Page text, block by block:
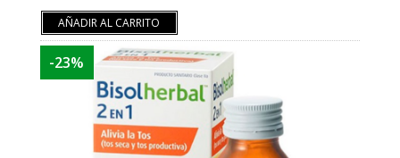
AÑADIR AL CARRITO
-23%